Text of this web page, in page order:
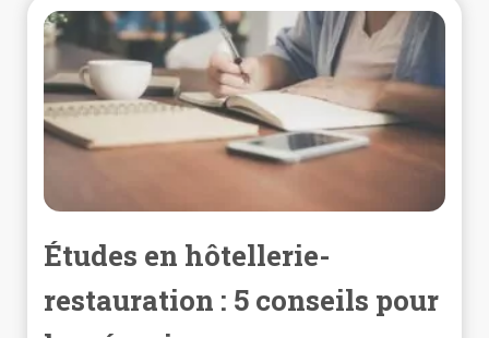
Études en hôtellerie-
restauration : 5 conseils pour